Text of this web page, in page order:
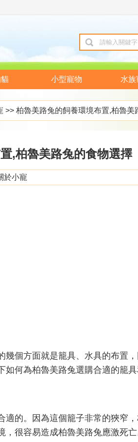
小型寵物 水族
>> 柏魯美路兔的飼養環境布置,柏魯美
,柏魯美路兔的食物選擇
於小寵
幾個方面就是籠具、水具的布置
如何為柏魯美路兔選購合適的籠
適的。因為這個籠子非常的狹窄
，很容易造成柏魯美路兔應激死